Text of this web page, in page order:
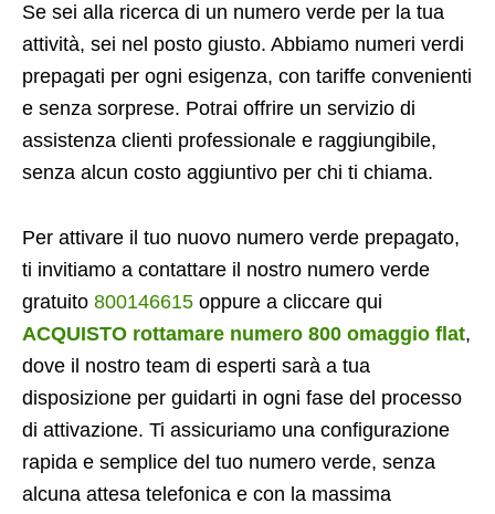
Se sei alla ricerca di un numero verde per la tua
attività, sei nel posto giusto. Abbiamo numeri verdi
prepagati per ogni esigenza, con tariffe convenienti
e senza sorprese. Potrai offrire un servizio di
assistenza clienti professionale e raggiungibile,
senza alcun costo aggiuntivo per chi ti chiama.
Per attivare il tuo nuovo numero verde prepagato,
ti invitiamo a contattare il nostro numero verde
gratuito 800146615 oppure a cliccare qui
ACQUISTO rottamare numero 800 omaggio flat,
dove il nostro team di esperti sarà a tua
disposizione per guidarti in ogni fase del processo
di attivazione. Ti assicuriamo una configurazione
rapida e semplice del tuo numero verde, senza
alcuna attesa telefonica e con la massima